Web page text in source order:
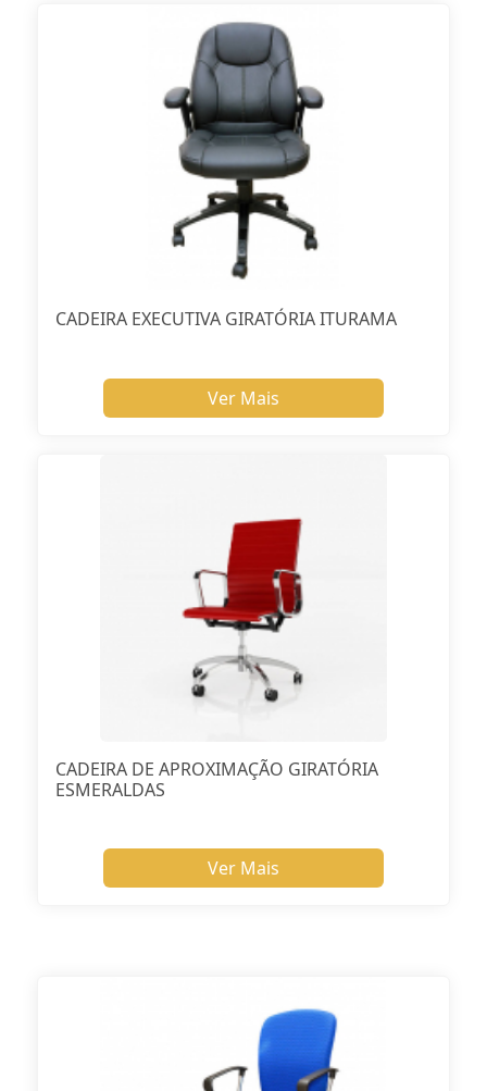
CADEIRA EXECUTIVA GIRATÓRIA ITURAMA
Ver Mais
CADEIRA DE APROXIMAÇÃO GIRATÓRIA
ESMERALDAS
Ver Mais